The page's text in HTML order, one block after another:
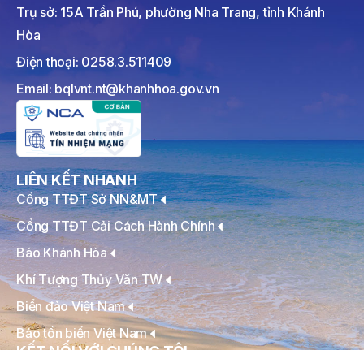
Trụ sở: 15A Trần Phú, phường Nha Trang, tỉnh Khánh
Hòa
Điện thoại: 0258.3.511409
Email: bqlvnt.nt@khanhhoa.gov.vn
LIÊN KẾT NHANH
Cổng TTĐT Sở NN&MT
Cổng TTĐT Cải Cách Hành Chính
Báo Khánh Hòa
Khí Tượng Thủy Văn TW
Biển đảo Việt Nam
Bảo tồn biển Việt Nam